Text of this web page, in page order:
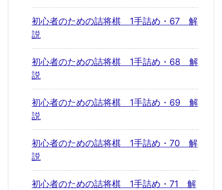
初心者のための詰将棋 1手詰め・67 解
説
初心者のための詰将棋 1手詰め・68 解
説
初心者のための詰将棋 1手詰め・69 解
説
初心者のための詰将棋 1手詰め・70 解
説
初心者のための詰将棋 1手詰め・71 解